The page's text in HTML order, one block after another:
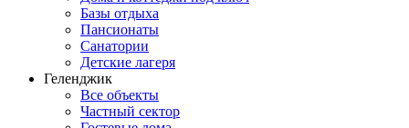
Базы отдыха
Пансионаты
Санатории
Детские лагеря
Геленджик
Все объекты
Частный сектор